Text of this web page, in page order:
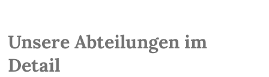
Unsere Abteilungen im
Detail